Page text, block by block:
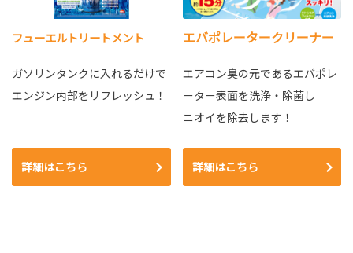
フューエルトリートメント
ガソリンタンクに入れるだけで
エンジン内部をリフレッシュ！
詳細はこちら
エバポレータークリーナー
エアコン臭の元であるエバポレ
ーター表面を洗浄・除菌し
ニオイを除去します！
詳細はこちら